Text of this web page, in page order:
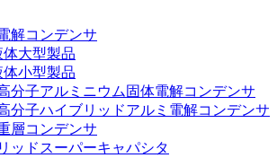
解コンデンサ
体大型製品
体小型製品
分子アルミニウム固体電解コンデンサ
分子ハイブリッドアルミ電解コンデンサ
層コンデンサ
ッドスーパーキャパシタ